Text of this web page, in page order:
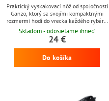
Praktický vyskakovací nôž od spoločnosti
Ganzo, ktorý sa svojími kompaktnými
rozmermi hodí do vrecka každého rybára,
poľovníka či jednoducho človeka, ktorý
rád trávi voľný čas v prírode.
Skladom - odosielame ihneď
24 €
Do košíka